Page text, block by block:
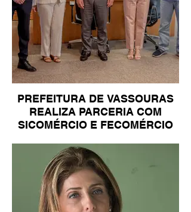
PREFEITURA DE VASSOURAS
REALIZA PARCERIA COM
SICOMÉRCIO E FECOMÉRCIO